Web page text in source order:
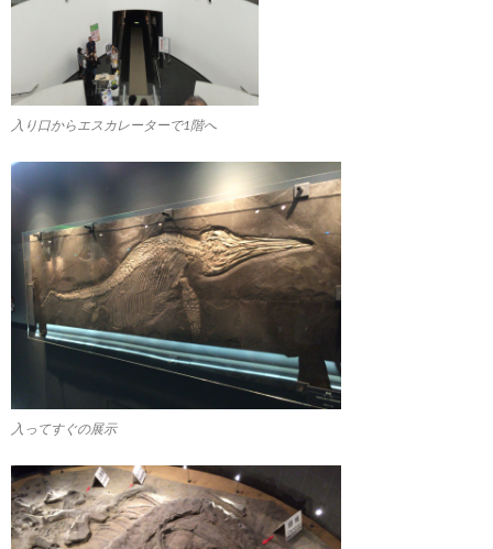
入り口からエスカレーターで1階へ
入ってすぐの展示